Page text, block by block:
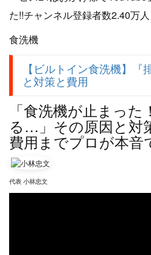
食洗機
【ビルトイン食洗機】『
と対策と費用
「食洗機が止まっ
る…」その原因と対
費用までプロが本音
代表 小林忠文